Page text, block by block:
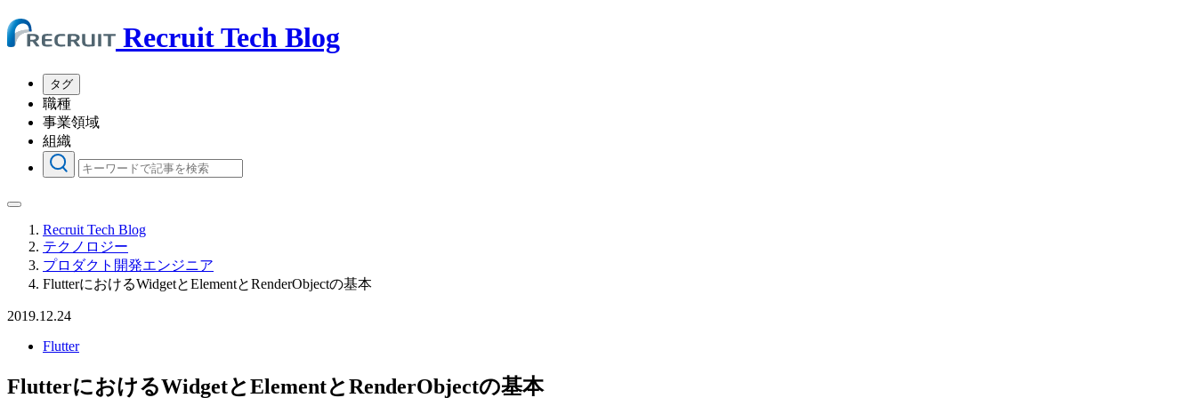
Recruit Tech Blog
タグ
職種
事業領域
組織
Recruit Tech Blog
テクノロジー
プロダクト開発エンジニア
FlutterにおけるWidgetとElementとRenderObjectの基本
2019.12.24
Flutter
FlutterにおけるWidgetとElementとRenderObjectの基本